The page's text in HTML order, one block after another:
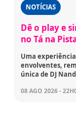
NOTÍCIAS
Dê o play e
no Tá na
Uma
envolventes,
única de DJ
08 AGO 2026 -